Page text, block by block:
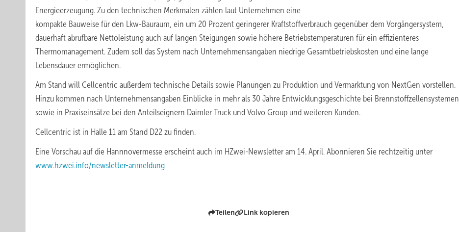
Energieerzeugung. Zu den technischen Merkmalen zählen laut Unternehmen eine
kompakte Bauweise für den Lkw-Bauraum, ein um 20 Prozent geringerer Kraftstoffverbrauch gegenüber dem Vorgängersystem,
dauerhaft abrufbare Nettoleistung auch auf langen Steigungen sowie höhere Betriebstemperaturen für ein effizienteres
Thermomanagement. Zudem soll das System nach Unternehmensangaben niedrige Gesamtbetriebskosten und eine lange
Lebensdauer ermöglichen.
Am Stand will Cellcentric außerdem technische Details sowie Planungen zu Produktion und Vermarktung von NextGen vorstellen.
Hinzu kommen nach Unternehmensangaben Einblicke in mehr als 30 Jahre Entwicklungsgeschichte bei Brennstoffzellensystemen
sowie in Praxiseinsätze bei den Anteilseignern Daimler Truck und Volvo Group und weiteren Kunden.
Cellcentric ist in Halle 11 am Stand D22 zu finden.
Eine Vorschau auf die Hannnovermesse erscheint auch im HZwei-Newsletter am 14. April. Abonnieren Sie rechtzeitig unter
www.hzwei.info/newsletter-anmeldung
Teilen Link kopieren